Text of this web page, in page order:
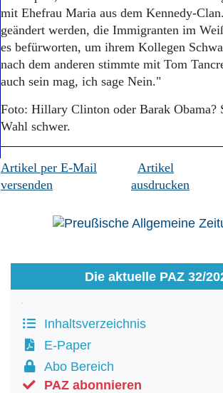
mit Ehefrau Maria aus dem Kennedy-
geändert werden, die Immigranten im
es befürworten, um ihrem Kollegen
nach dem anderen stimmte mit Tom
auch sein mag, ich sage Nein."
Foto: Hillary Clinton oder Barak Obama?
Wahl schwer.
Artikel per E-Mail
versenden
Artikel
ausdrucken
Die aktuelle PAZ 32/
Inhaltsverzeichnis
E-Paper
Abo Bereich
PAZ abonnieren